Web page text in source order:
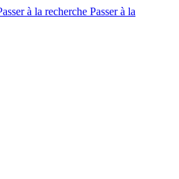
à la recherche Passer à la